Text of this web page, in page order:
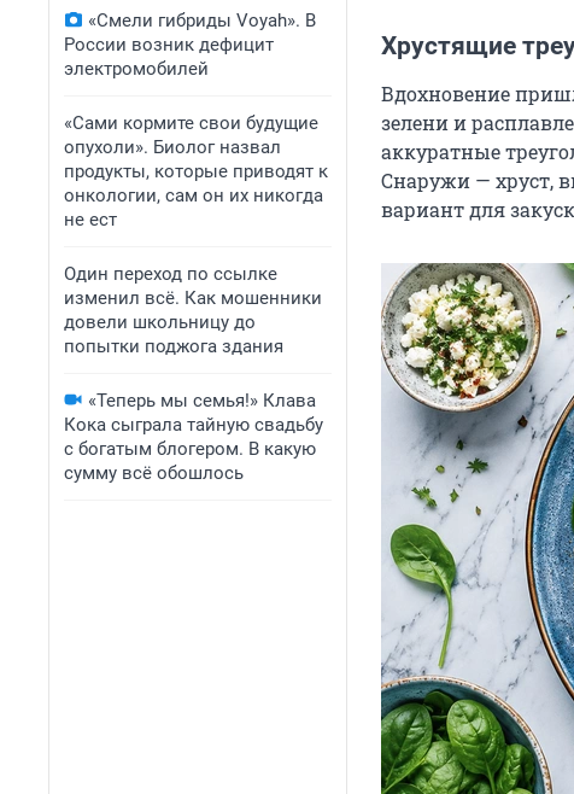
«Смели гибриды Voyah». В
России возник дефицит
электромобилей
«Сами кормите свои будущие
опухоли». Биолог назвал
продукты, которые приводят к
онкологии, сам он их никогда
не ест
Один переход по ссылке
изменил всё. Как мошенники
довели школьницу до
попытки поджога здания
«Теперь мы семья!» Клава
Кока сыграла тайную свадьбу
с богатым блогером. В какую
сумму всё обошлось
Хрустящие
Вдохновение
зелени и
аккуратные
Снаружи — хруст,
вариант для